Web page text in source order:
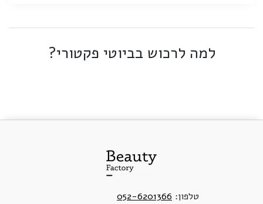
למה לרכוש בביוטי פקטורי?
טלפון: 052-6201366